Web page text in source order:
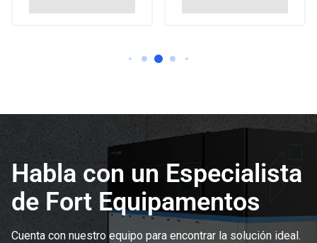
Habla con un Especialista
de Fort Equipamentos
Cuenta con nuestro equipo para encontrar la solución ideal.